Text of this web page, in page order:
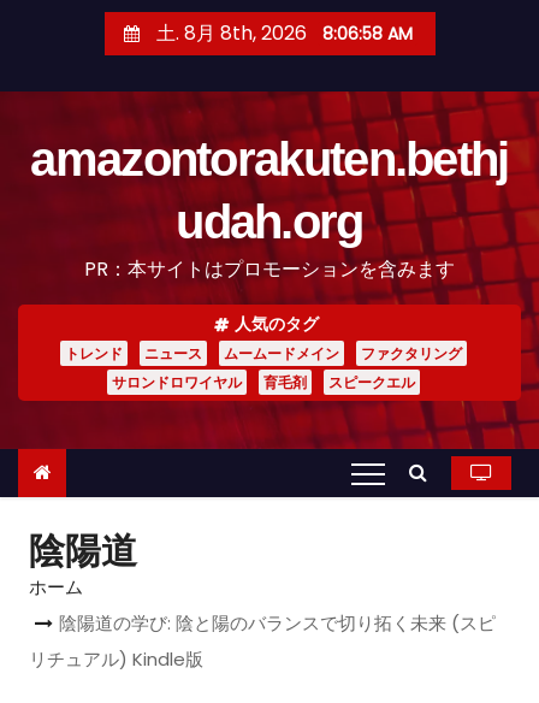
土. 8月 8th, 2026 8:06:59 AM
amazontorakuten.bethj
udah.org
PR：本サイトはプロモーションを含みます
人気のタグ
トレンド ニュース ムームードメイン
ファクタリング
サロンドロワイヤル
育毛剤 スピークエル
陰陽道
ホーム
陰陽道の学び: 陰と陽のバランスで切り拓く未来 (スピ
リチュアル) Kindle版